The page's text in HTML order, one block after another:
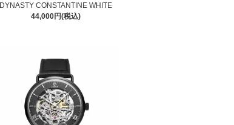
DYNASTY CONSTANTINE WHITE
44,000円(税込)